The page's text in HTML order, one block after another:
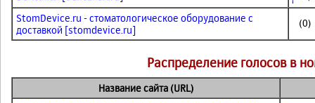
StomDevice.ru - стоматологическое оборудование с
доставкой [stomdevice.ru]
(0)
Распределение голосов в
Название сайта (URL)